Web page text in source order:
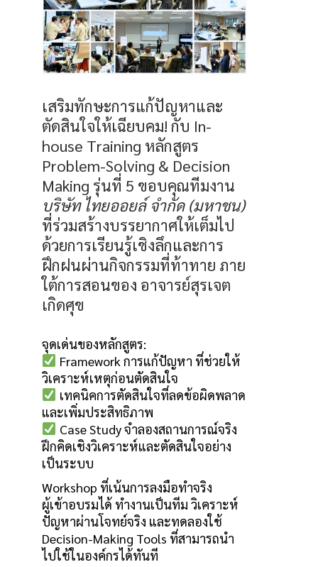
เสริมทักษะการแก้ปัญหาและ
ตัดสินใจให้เฉียบคม! กับ In-
house Training หลักสูตร
Problem-Solving & Decision
Making รุ่นที่ 5 ขอบคุณทีมงาน
บริษัท ไทยออยล์ จำกัด (มหาชน)
ที่ร่วมสร้างบรรยากาศให้เต็มไป
ด้วยการเรียนรู้เชิงลึกและการ
ฝึกฝนผ่านกิจกรรมที่ท้าทาย ภาย
ใต้การสอนของ อาจารย์สุรเจต
เกิดศุข
จุดเด่นของหลักสูตร:
Framework การแก้ปัญหา ที่ช่วยให้
วิเคราะห์เหตุก่อนตัดสินใจ
เทคนิคการตัดสินใจที่ลดข้อผิดพลาด
และเพิ่มประสิทธิภาพ
Case Study จำลองสถานการณ์จริง
ฝึกคิดเชิงวิเคราะห์และตัดสินใจอย่าง
เป็นระบบ
Workshop ที่เน้นการลงมือทำจริง
ผู้เข้าอบรมได้ ทำงานเป็นทีม วิเคราะห์
ปัญหาผ่านโจทย์จริง และทดลองใช้
Decision-Making Tools ที่สามารถนำ
ไปใช้ในองค์กรได้ทันที